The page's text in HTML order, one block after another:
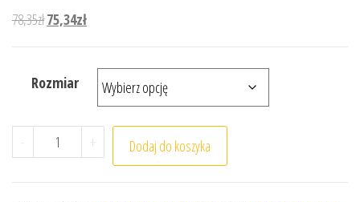
78,35złPierwotna cena wynosiła: 78,35zł.
75,34złAktualna cena wynosi: 75,34zł.
Rozmiar
- ilość Koszulka adidas Regista 20 FI4555
+ Dodaj do koszyka